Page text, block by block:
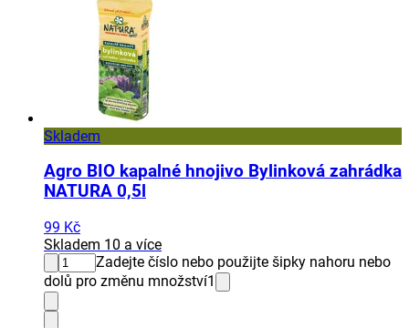
Skladem
Agro BIO kapalné hnojivo Bylinková zahrádka
NATURA 0,5l
99 Kč
Skladem 10 a více
Zadejte číslo nebo použijte šipky nahoru nebo
dolů pro změnu množství1